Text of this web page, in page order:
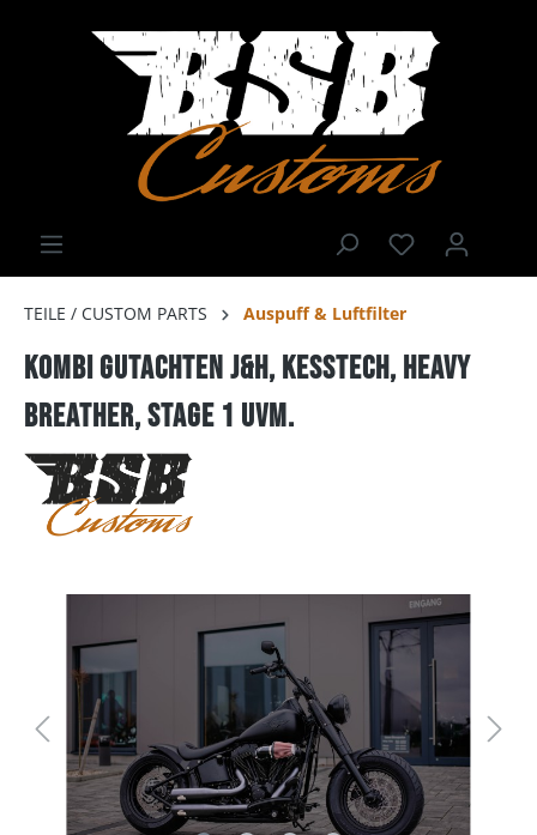
TEILE / CUSTOM PARTS Auspuff & Luftfilter
Kombi Gutachten J&H, Kesstech, Heavy
Breather, Stage 1 uvm.